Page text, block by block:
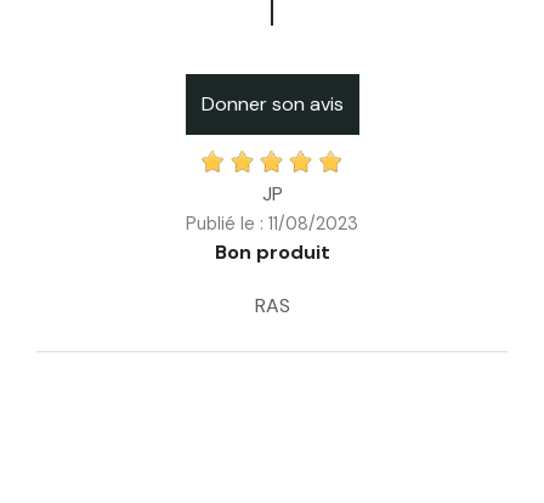
Donner son avis
JP
Publié le : 11/08/2023
Bon produit
RAS